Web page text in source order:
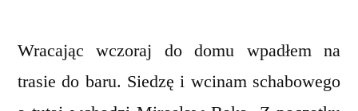
Wracając wczoraj do domu wpadłem na
trasie do baru. Siedzę i wcinam schabowego